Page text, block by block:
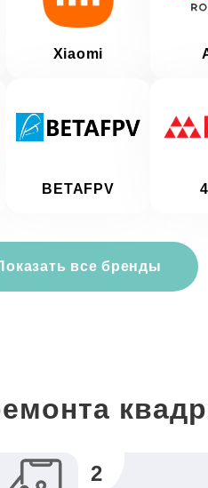
Xiaomi
BETAFPV
все бренды
2